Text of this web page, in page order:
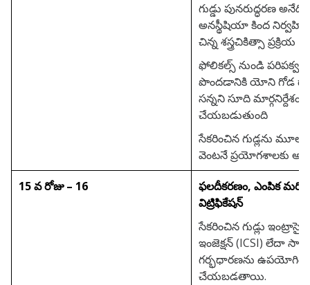
గుడ్డు పునరుద్ధరణ
అనస్థీషియా కింద
చిన్న శస్త్రచికిత్సా ప్రక్రియ
ఫోలికల్స్ నుండి పరిపక్వ
పొందడానికి యోని గోడ
సన్నని సూది మార్గనిర్దేశం
చేయబడుతుంది
సేకరించిన గుడ్లను
వెంటనే ప్రయోగశాలకు
15 వ రోజు – 16
ఫలదీకరణం, ఎంపిక
విట్రిఫికేషన్
సేకరించిన గుడ్లు
ఇంజెక్షన్ (ICSI) లేదా
గర్భధారణను
చేయబడతాయి.